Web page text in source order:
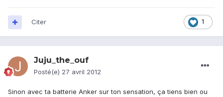
1
Citer
Juju_the_ouf
Posté(e) 27 avril 2012
Sinon avec ta batterie Anker sur ton sensation, ça tiens bien ou